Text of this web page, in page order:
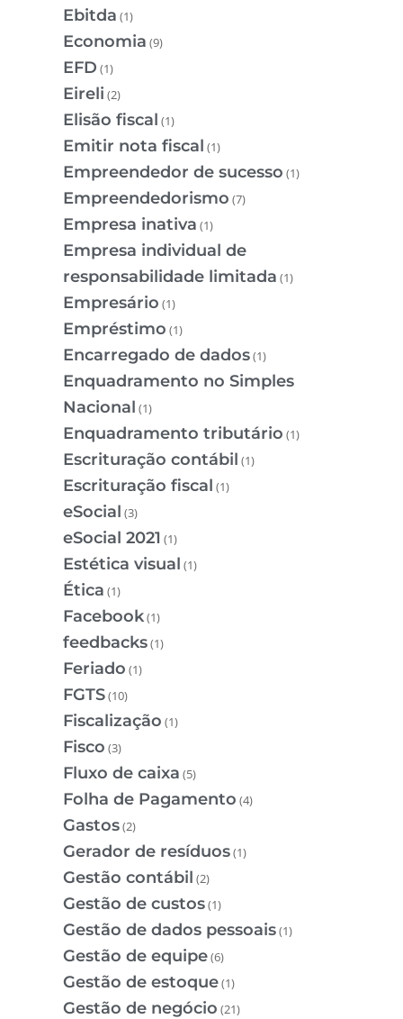
Ebitda (1)
Economia (9)
EFD (1)
Eireli (2)
Elisão fiscal (1)
Emitir nota fiscal (1)
Empreendedor de sucesso (1)
Empreendedorismo (7)
Empresa inativa (1)
Empresa individual de
responsabilidade limitada (1)
Empresário (1)
Empréstimo (1)
Encarregado de dados(1)
Enquadramento no Simples
Nacional (1)
Enquadramento tributário (1)
Escrituração contábil (1)
Escrituração fiscal (1)
eSocial (3)
eSocial 2021 (1)
Estética visual (1)
Ética (1)
Facebook(1)
feedbacks(1)
Feriado (1)
FGTS(10)
Fiscalização (1)
Fisco (3)
Fluxo de caixa (5)
Folha de Pagamento (4)
Gastos(2)
Gerador de resíduos(1)
Gestão contábil (2)
Gestão de custos(1)
Gestão de dados pessoais(1)
Gestão de equipe(6)
Gestão de estoque(1)
Gestão de negócio (21)